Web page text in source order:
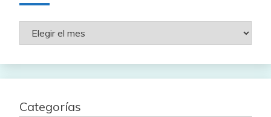
Rutas
por
Categorías